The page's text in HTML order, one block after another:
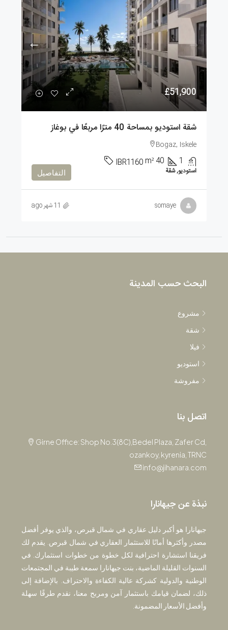
£51,900
شقة استوديو بمساحة 40 مترًا مربعًا في بوغاز
Bogaz, Iskele
1
40
m²
IBR1160
استوديو, شقة التفاصيل
somaye 11 شهر ago
البحث حسب المدينة
مشروع
شقة
فيلا
استوديو
مفروشة
اتصل بنا
Girne Office: Shop No.3(8C),Bedel Plaza, Zafer Cd,
ozankoy, kyrenia, TRNC
info@jihanara.com
نبذة عن جيهانارا
جيهانارا هو أكبر دليل عقاري في شمال قبرص، والذي يوفر أفضل
مصدر وأكثرها أمانًا للاستثمار العقاري في شمال قبرص. يقدم لك
فريقنا استشارة احترافية لكل خطوة من خطوات استثمارك. في
السنوات القليلة الماضية، بنت جيهانارا سمعة طيبة في المجتمعات
الوطنية والدولية كشركة عالية الكفاءة والاحتراف. بالإضافة إلى
ذلك، لضمان قيامك باستثمار آمن ومربح معنا، نقدم طرقًا سهلة
وأفضل الأسعار المضمونة.